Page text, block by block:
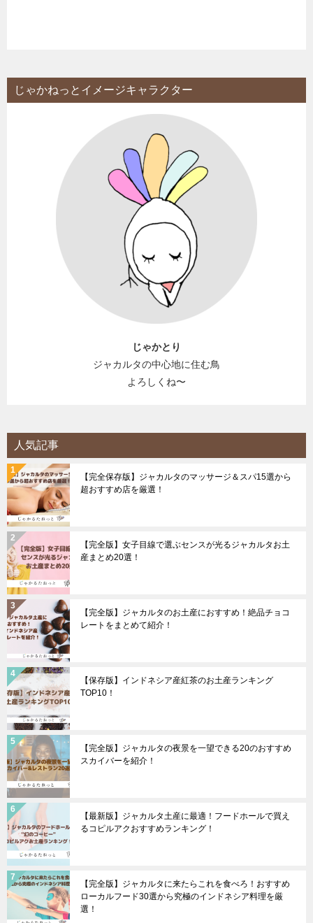
じゃかねっとイメージキャラクター
じゃかとり
ジャカルタの中心地に住む鳥
よろしくね〜
人気記事
【完全保存版】ジャカルタのマッサージ＆スパ15選から
超おすすめ店を厳選！
【完全版】女子目線で選ぶセンスが光るジャカルタお土
産まとめ20選！
【完全版】ジャカルタのお土産におすすめ！絶品チョコ
レートをまとめて紹介！
【保存版】インドネシア産紅茶のお土産ランキング
TOP10！
【完全版】ジャカルタの夜景を一望できる20のおすすめ
スカイバーを紹介！
【最新版】ジャカルタ土産に最適！フードホールで買え
るコピルアクおすすめランキング！
【完全版】ジャカルタに来たらこれを食べろ！おすすめ
ローカルフード30選から究極のインドネシア料理を厳
選！